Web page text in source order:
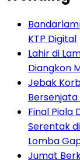
KTP Digital
Lahir di
Diangkon
Jebak
Final Piala
Serentak
Lomba
Jumat